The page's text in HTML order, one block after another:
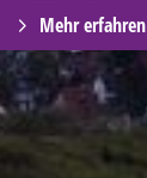
Mehr erfahren